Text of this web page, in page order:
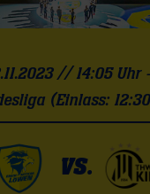
// 14:05 Uhr
(Einlass:
VS.